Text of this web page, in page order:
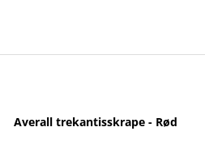
Averall trekantisskrape - Rød